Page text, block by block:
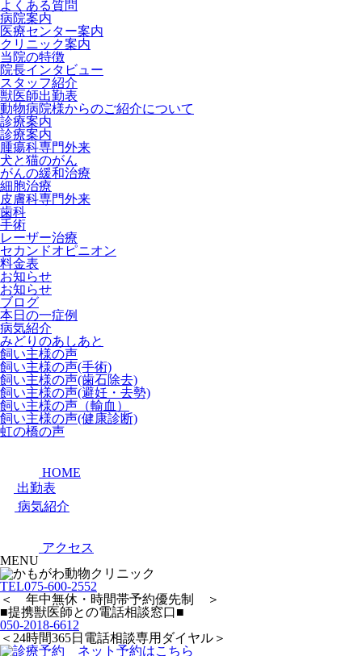
よくある質問
病院案内
医療センター案内
クリニック案内
当院の特徴
院長インタビュー
スタッフ紹介
獣医師出勤表
動物病院様からのご紹介について
診療案内
診療案内
腫瘍科専門外来
犬と猫のがん
がんの緩和治療
細胞治療
皮膚科専門外来
歯科
手術
レーザー治療
セカンドオピニオン
料金表
お知らせ
お知らせ
ブログ
本日の一症例
病気紹介
みどりのあしあと
飼い主様の声
飼い主様の声(手術)
飼い主様の声(歯石除去)
飼い主様の声(避妊・去勢)
飼い主様の声（輸血）
飼い主様の声(健康診断)
虹の橋の声
HOME
出勤表
病気紹介
アクセス
MENU
TEL075-600-2552
＜ 年中無休・時間帯予約優先制 ＞
■提携獣医師との電話相談窓口■
050-2018-6612
＜24時間365日電話相談専用ダイヤル＞